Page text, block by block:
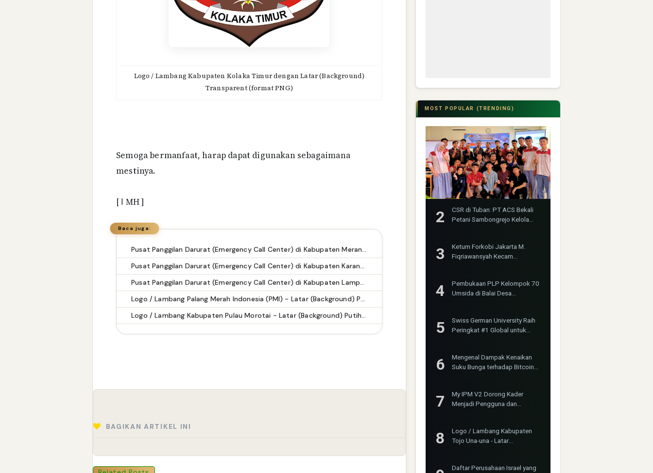
Logo / Lambang Kabupaten Kolaka Timur dengan Latar (Background)
Transparent (format PNG)
Semoga bermanfaat, harap dapat digunakan sebagaimana
mestinya.
[ ا MH ]
Baca juga:
Pusat Panggilan Darurat (Emergency Call Center) di Kabupaten Merangin
Pusat Panggilan Darurat (Emergency Call Center) di Kabupaten Karanganyar
Pusat Panggilan Darurat (Emergency Call Center) di Kabupaten Lampung Tengah
Logo / Lambang Palang Merah Indonesia (PMI) - Latar (Background) Putih & Transparent (PNG)
Logo / Lambang Kabupaten Pulau Morotai - Latar (Background) Putih & Transparent (PNG)
BAGIKAN ARTIKEL INI
MOST POPULAR (TRENDING)
CSR di Tuban: PT ACS Bekali
Petani Sambongrejo Kelola
Ketum Forkobi Jakarta M.
Fiqriawansyah Kecam
Bima Jakarta
Pembukaan PLP Kelompok 70
Umsida di Balai Desa
Swiss German University Raih
Peringkat #1 Global untuk
Mengenal Dampak Kenaikan
Suku Bunga terhadap Bitcoin
My IPM V2 Dorong Kader
Menjadi Pengguna dan
Logo / Lambang Kabupaten
Tojo Una-una - Latar
Daftar Perusahaan Israel yang